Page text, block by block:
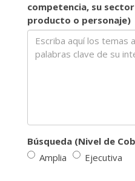
competencia, su
producto o personaje)
Búsqueda (Nivel de
Amplia
Ejecutiva